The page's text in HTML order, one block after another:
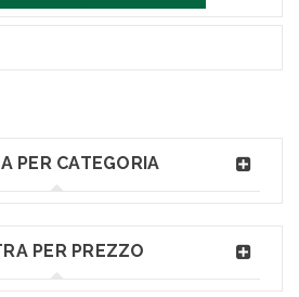
PER CATEGORIA
PER PREZZO